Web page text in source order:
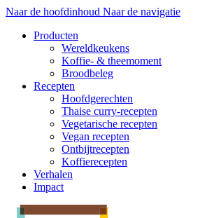
Naar de hoofdinhoud Naar de navigatie
Producten
Wereldkeukens
Koffie- & theemoment
Broodbeleg
Recepten
Hoofdgerechten
Thaise curry-recepten
Vegetarische recepten
Vegan recepten
Ontbijtrecepten
Koffierecepten
Verhalen
Impact